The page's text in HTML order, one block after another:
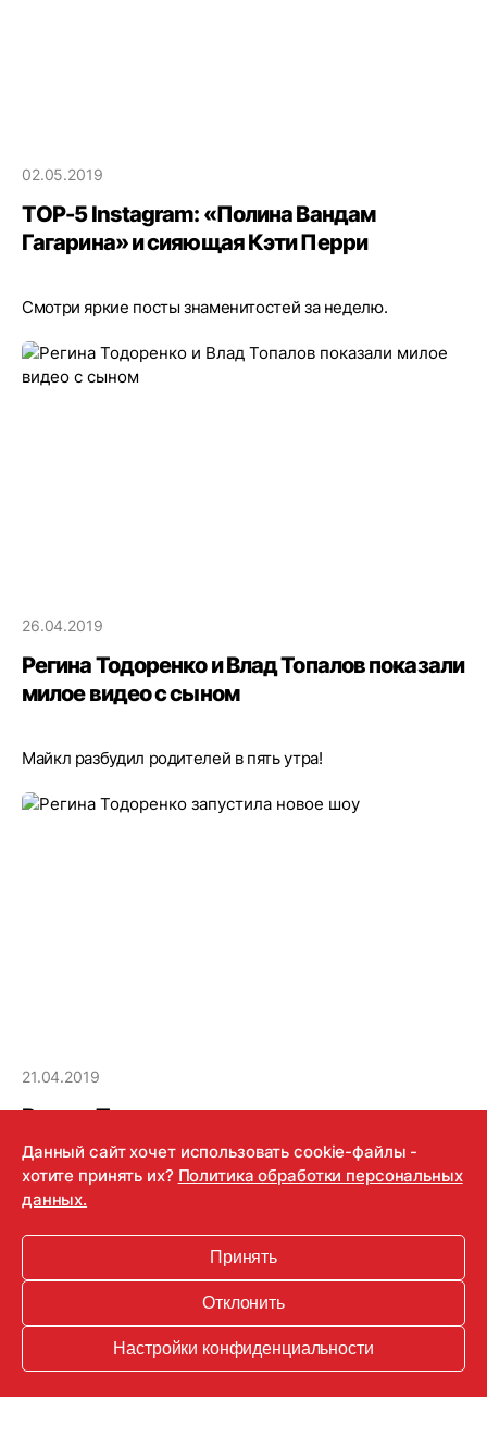
02.05.2019
ТOP-5 Instagram: «Полина Вандам
Гагарина» и сияющая Кэти Перри
Смотри яркие посты знаменитостей за неделю.
26.04.2019
Регина Тодоренко и Влад Топалов показали
милое видео с сыном
Майкл разбудил родителей в пять утра!
21.04.2019
Регина Тодоренко запустила новое шоу
Все, что нужно знать молодым мамам!
Данный сайт хочет использовать cookie-файлы -
хотите принять их? Политика обработки персональных
данных.
Принять
Отклонить
Настройки конфиденциальности